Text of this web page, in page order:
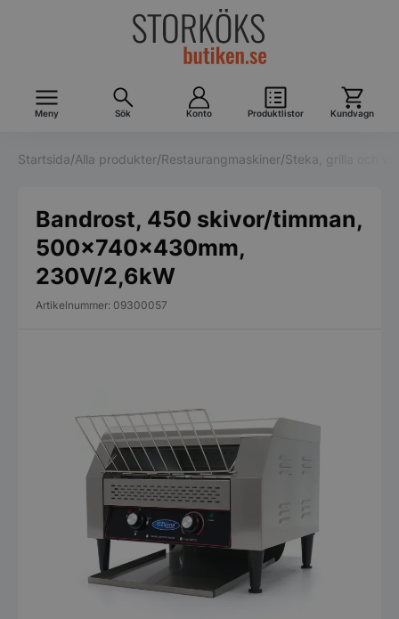
Meny Sök Konto Produktlistor Kundvagn
Startsida/Alla produkter/Restaurangmaskiner/Steka, grilla och
Bandrost, 450 skivor/timman,
500x740x430mm,
230V/2,6kW
Artikelnummer: 09300057